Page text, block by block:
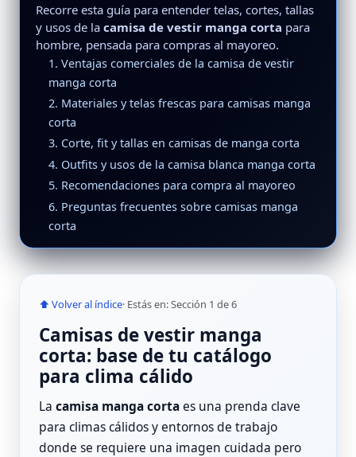
Recorre esta guía para entender telas, cortes, tallas
y usos de la camisa de vestir manga corta para
hombre, pensada para compras al mayoreo.
1. Ventajas comerciales de la camisa de vestir
manga corta
2. Materiales y telas frescas para camisas manga
corta
3. Corte, fit y tallas en camisas de manga corta
4. Outfits y usos de la camisa blanca manga corta
5. Recomendaciones para compra al mayoreo
6. Preguntas frecuentes sobre camisas manga
corta
⬆ Volver al índice· Estás en: Sección 1 de 6
Camisas de vestir manga
corta: base de tu catálogo
para clima cálido
La camisa manga cortaes una prenda clave
para climas cálidos y entornos de trabajo
donde se requiere una imagen cuidada pero